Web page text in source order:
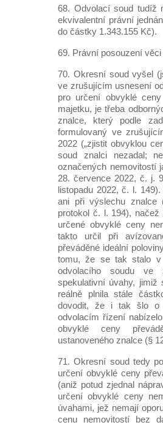
68. Odvolací soud tudíž
ekvivalentní právní
do částky 1.343.155 Kč).
69. Právní posouzení
70. Okresní soud vyšel
ve zrušujícím usnesení
pro určení obvyklé
majetku, je třeba
znalce, který podle
formulovaný ve
2022 („zjistit obvyklou
soud znalci nezadal;
označených nemovitostí
28. července 2022, č. j.
listopadu 2022, č. l.
ani při výslechu znalce
protokol č. l. 194),
určené obvyklé ceny
takto určil při
převáděné ideální
tomu, že se tak stalo v
odvolacího soudu ve
spekulativní úvahy,
reálně plnila stále
dovodit, že i tak šlo o
odvolacím řízení
obvyklé ceny
ustanoveného znalce (§
71. Okresní soud tedy
určení obvyklé ceny
(aniž potud zjednal
určení obvyklé ceny
úvahami, jež nemají
cenu nemovitostí bez